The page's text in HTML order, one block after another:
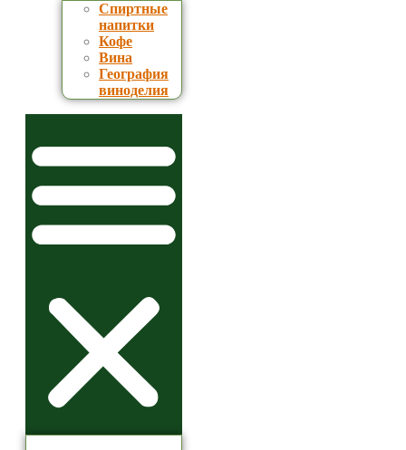
Спиртные
напитки
Кофе
Вина
География
виноделия